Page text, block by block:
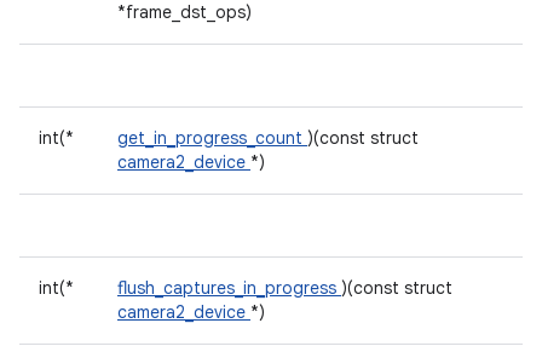
*frame_dst_ops)
int(* get_in_progress_count )(const struct
camera2_device *)
int(* flush_captures_in_progress )(const struct
camera2_device *)